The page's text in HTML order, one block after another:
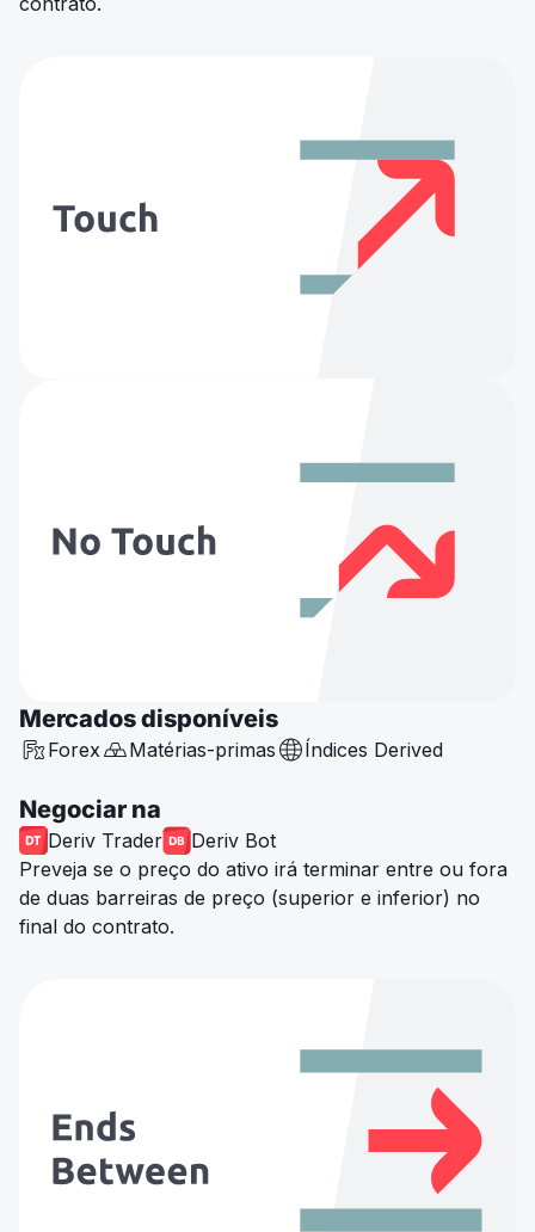
Mercados disponíveis
Forex Matérias-primas Índices Derived
Negociar na
Deriv Trader
Deriv Bot
Preveja se o preço do ativo irá terminar entre ou fora
de duas barreiras de preço (superior e inferior) no
final do contrato.